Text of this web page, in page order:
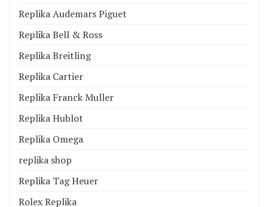
Replika Audemars Piguet
Replika Bell & Ross
Replika Breitling
Replika Cartier
Replika Franck Muller
Replika Hublot
Replika Omega
replika shop
Replika Tag Heuer
Rolex Replika